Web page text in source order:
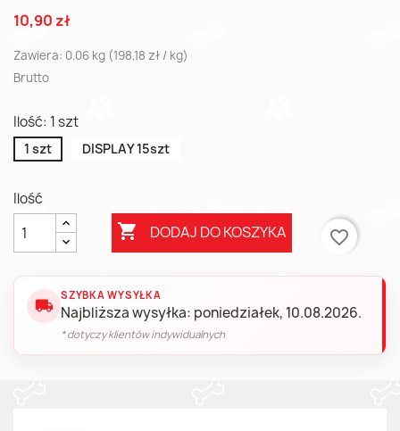
10,90 zł
Zawiera: 0.06 kg (198,18 zł / kg)
Brutto
Ilość: 1 szt
1 szt DISPLAY 15szt
Ilość
 DODAJ DO KOSZYKA favorite_border
local_shipping
SZYBKA WYSYŁKA
Najbliższa wysyłka: poniedziałek, 10.08.2026.
* dotyczy klientów indywidualnych